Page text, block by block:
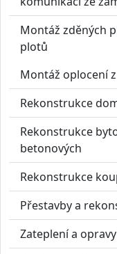
Montáž zděných
plotů
Montáž oplocení
Rekonstrukce
Rekonstrukce
betonových
Rekonstrukce
Přestavby a
Zateplení a